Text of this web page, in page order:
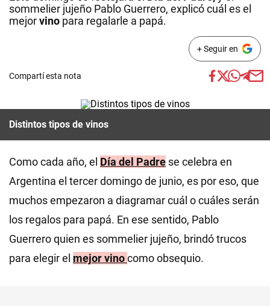
sommelier jujeño Pablo Guerrero, explicó cuál es el
mejorvino para regalarle a papá.
+ Seguir en
Compartí esta nota
Distintos tipos de vinos
Como cada año, el Día del Padre se celebra en
Argentina el tercer domingo de junio, es por eso, que
muchos empezaron a diagramar cuál o cuáles serán
los regalos para papá. En ese sentido, Pablo
Guerrero quien es sommelier jujeño, brindó trucos
para elegir el mejor vinocomo obsequio.